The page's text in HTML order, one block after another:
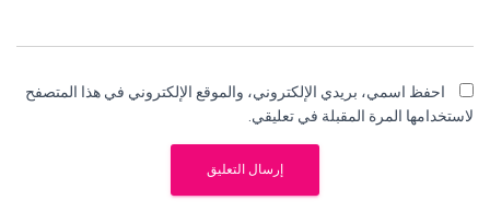
احفظ اسمي، بريدي الإلكتروني، والموقع الإلكتروني في هذا المتصفح
لاستخدامها المرة المقبلة في تعليقي.